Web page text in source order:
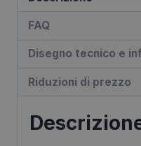
Scorrevoli
Diametro
Dimensioni
28x6x18
M4
Ottone
FAQ
Disegno tecnico e
Riduzioni di prezzo